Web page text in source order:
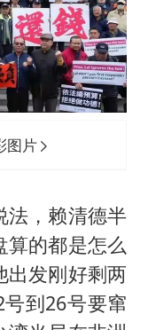
图片
法，赖清德半
算的都是怎么
出发刚好剩两
到26号要窜